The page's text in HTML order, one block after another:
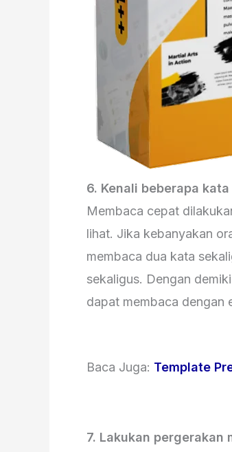
6. Kenali beberapa
Membaca cepat
lihat. Jika kebanyakan
membaca dua kata
sekaligus. Dengan
dapat membaca dengan
Baca Juga: Template
7. Lakukan pergerakan